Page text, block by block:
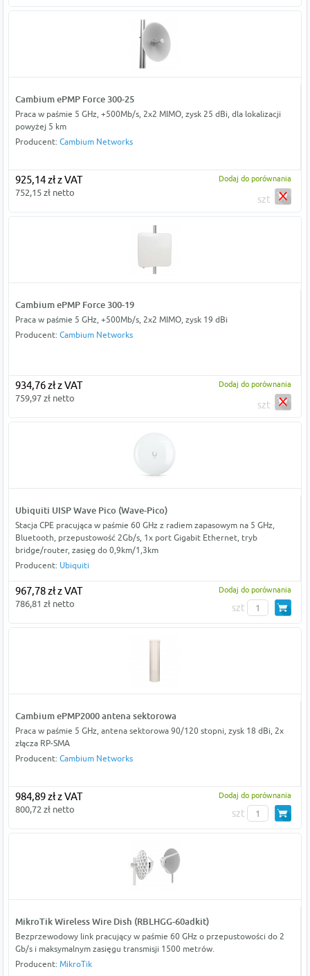
Cambium ePMP Force 300-25
Praca w paśmie 5 GHz, +500Mb/s, 2x2 MIMO, zysk 25 dBi, dla lokalizacji
powyżej 5 km
Producent: Cambium Networks
925,14 zł z VAT
752,15 zł netto
Dodaj do porównania
szt
Cambium ePMP Force 300-19
Praca w paśmie 5 GHz, +500Mb/s, 2x2 MIMO, zysk 19 dBi
Producent: Cambium Networks
934,76 zł z VAT
759,97 zł netto
Dodaj do porównania
szt
Ubiquiti UISP Wave Pico (Wave-Pico)
Stacja CPE pracująca w paśmie 60 GHz z radiem zapasowym na 5 GHz,
Bluetooth, przepustowość 2Gb/s, 1x port Gigabit Ethernet, tryb
bridge/router, zasięg do 0,9km/1,3km
Producent: Ubiquiti
967,78 zł z VAT
786,81 zł netto
Dodaj do porównania
szt
Cambium ePMP2000 antena sektorowa
Praca w paśmie 5 GHz, antena sektorowa 90/120 stopni, zysk 18 dBi, 2x
złącza RP-SMA
Producent: Cambium Networks
984,89 zł z VAT
800,72 zł netto
Dodaj do porównania
szt
MikroTik Wireless Wire Dish (RBLHGG-60adkit)
Bezprzewodowy link pracujący w paśmie 60 GHz o przepustowości do 2
Gb/s i maksymalnym zasięgu transmisji 1500 metrów.
Producent: MikroTik